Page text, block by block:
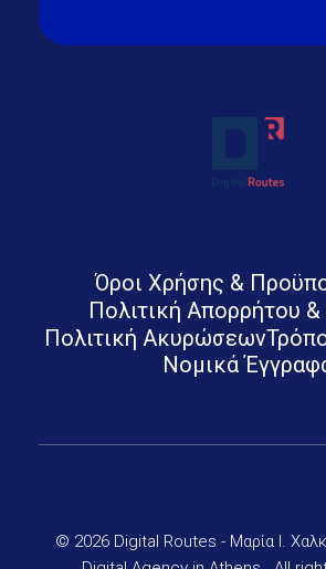
Όροι Χρήσης &
Πολιτική Απορρήτου
Πολιτική Ακυρώσεων
Νομικά
© 2026 Digital Routes - Μαρία Ι.